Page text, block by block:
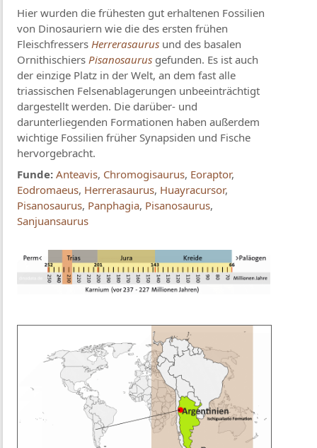
Hier wurden die frühesten gut erhaltenen Fossilien
von Dinosauriern wie die des ersten frühen
FleischfressersHerrerasaurus und des basalen
OrnithischiersPisanosaurus gefunden. Es ist auch
der einzige Platz in der Welt, an dem fast alle
triassischen Felsenablagerungen unbeeinträchtigt
dargestellt werden. Die darüber- und
darunterliegenden Formationen haben außerdem
wichtige Fossilien früher Synapsiden und Fische
hervorgebracht.
Funde: Anteavis, Chromogisaurus, Eoraptor,
Eodromaeus, Herrerasaurus, Huayracursor,
Pisanosaurus, Panphagia, Pisanosaurus,
Sanjuansaurus